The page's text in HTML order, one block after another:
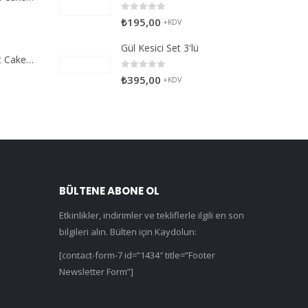
SD Select Entremet Cake Series: Star Cutter (Antreme Pasta Serisi: Yıldız Kesici)
₺195,00 +KDV
Gül Kesici Set 3'lü
₺395,00 +KDV
BÜLTENE ABONE OL
Etkinlikler, indirimler ve tekliflerle ilgili en son
bilgileri alın. Bülten için Kaydolun:
[contact-form-7 id=”1434″ title=”Footer
Newsletter Form”]